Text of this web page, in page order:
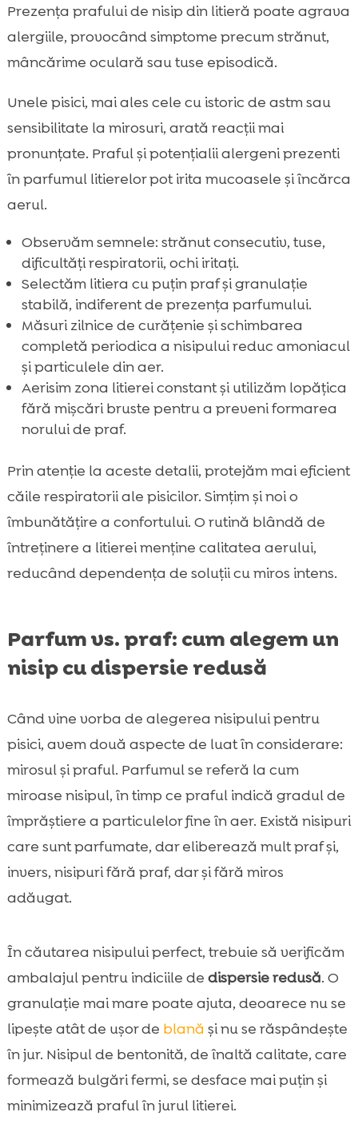
Prezența prafului de nisip din litieră poate agrava
alergiile, provocând simptome precum strănut,
mâncărime oculară sau tuse episodică.
Unele pisici, mai ales cele cu istoric de astm sau
sensibilitate la mirosuri, arată reacții mai
pronunțate. Praful și potențialii alergeni prezenti
în parfumul litierelor pot irita mucoasele și încărca
aerul.
Observăm semnele: strănut consecutiv, tuse,
dificultăți respiratorii, ochi iritați.
Selectăm litiera cu puțin praf și granulație
stabilă, indiferent de prezența parfumului.
Măsuri zilnice de curățenie și schimbarea
completă periodica a nisipului reduc amoniacul
și particulele din aer.
Aerisim zona litierei constant și utilizăm lopățica
fără mișcări bruste pentru a preveni formarea
norului de praf.
Prin atenție la aceste detalii, protejăm mai eficient
căile respiratorii ale pisicilor. Simțim și noi o
îmbunătățire a confortului. O rutină blândă de
întreținere a litierei menține calitatea aerului,
reducând dependența de soluții cu miros intens.
Parfum vs. praf: cum alegem un
nisip cu dispersie redusă
Când vine vorba de alegerea nisipului pentru
pisici, avem două aspecte de luat în considerare:
mirosul și praful. Parfumul se referă la cum
miroase nisipul, în timp ce praful indică gradul de
împrăștiere a particulelor fine în aer. Există nisipuri
care sunt parfumate, dar eliberează mult praf și,
invers, nisipuri fără praf, dar și fără miros
adăugat.
În căutarea nisipului perfect, trebuie să verificăm
ambalajul pentru indiciile de dispersie redusă. O
granulație mai mare poate ajuta, deoarece nu se
lipește atât de ușor de blană și nu se răspândește
în jur. Nisipul de bentonită, de înaltă calitate, care
formează bulgări fermi, se desface mai puțin și
minimizează praful în jurul litierei.